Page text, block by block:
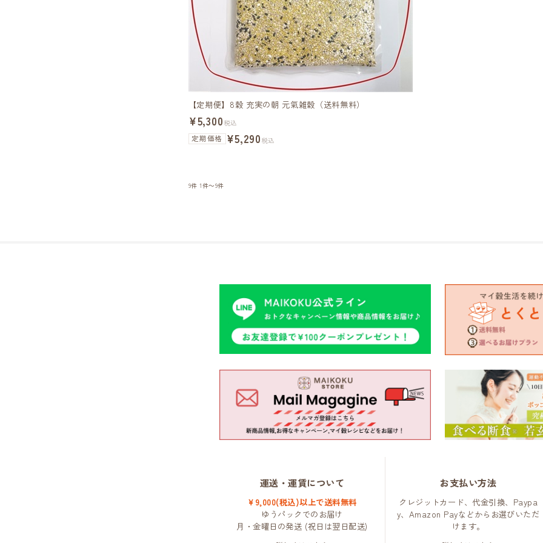
【定期便】8穀 充実の朝 元氣雑穀（送料無料）
¥5,300 税込
定期価格 ¥5,290 税込
9件1件～9件
運送・運賃について
¥9,000(税込)以上で送料無料
ゆうパックでのお届け
月・金曜日の発送 (祝日は翌日配送)
お支払い方法
クレジットカード、代金引換、Paypa
y、Amazon Payなどからお選びいただ
けます。